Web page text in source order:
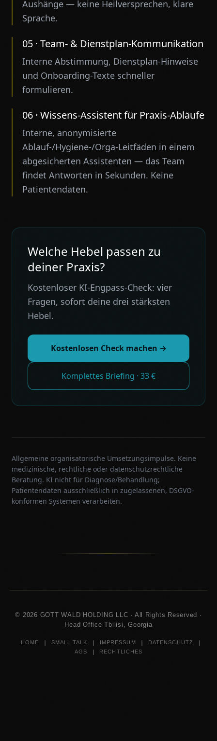
Aushänge — keine Heilversprechen, klare
Sprache.
05 · Team- & Dienstplan-Kommunikation
Interne Abstimmung, Dienstplan-Hinweise
und Onboarding-Texte schneller
formulieren.
06 · Wissens-Assistent für Praxis-Abläufe
Interne, anonymisierte
Ablauf-/Hygiene-/Orga-Leitfäden in einem
abgesicherten Assistenten — das Team
findet Antworten in Sekunden. Keine
Patientendaten.
Welche Hebel passen zu
deiner Praxis?
Kostenloser KI-Engpass-Check: vier
Fragen, sofort deine drei stärksten
Hebel.
Kostenlosen Check machen →
Komplettes Briefing · 33 €
Allgemeine organisatorische Umsetzungsimpulse. Keine
medizinische, rechtliche oder datenschutzrechtliche
Beratung. KI nicht für Diagnose/Behandlung;
Patientendaten ausschließlich in zugelassenen, DSGVO-
konformen Systemen verarbeiten.
© 2026 GOTT WALD HOLDING LLC · All Rights Reserved ·
Head Office Tbilisi, Georgia
HOME | SMALL TALK | IMPRESSUM | DATENSCHUTZ |
AGB | RECHTLICHES